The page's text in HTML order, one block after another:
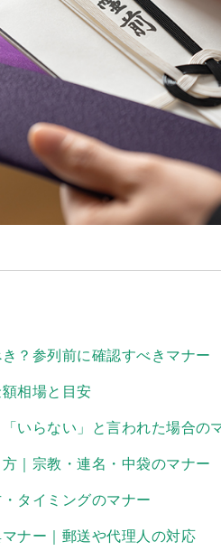
？参列前に確認すべきマナー
相場と目安
いらない」と言われた場合の
｜宗教・連名・中袋のマナー
タイミングのマナー
ナー｜郵送や代理人の対応